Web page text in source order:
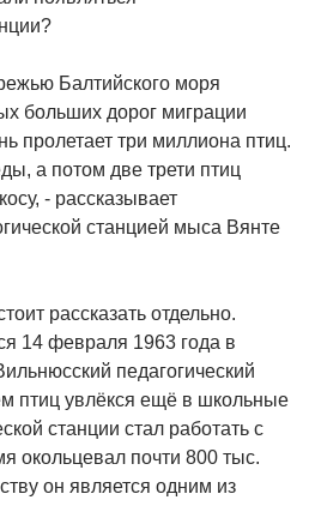
Балтийского моря
больших дорог миграции
пролетает три миллиона птиц.
а потом две трети птиц
- рассказывает
станцией мыса Вянте
рассказать отдельно.
14 февраля 1963 года в
педагогический
птиц увлёкся ещё в школьные
станции стал работать с
окольцевал почти 800 тыс.
он является одним из